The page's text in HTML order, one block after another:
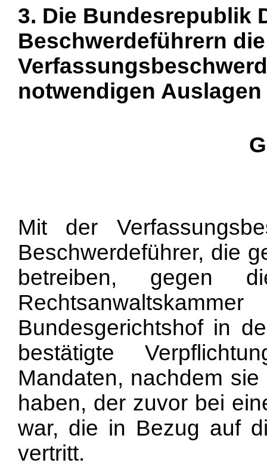
3. Die Bundesrepublik
Beschwerdeführern
notwendigen
Mit der
Beschwerdeführer, die
betreiben, gegen
Bundesgerichtshof in
bestätigte
Mandaten, nachdem
haben, der zuvor bei
war, die in Bezug auf
vertritt.